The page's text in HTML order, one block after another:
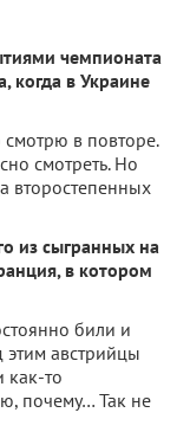
чемпионата
когда в Украине
в повторе.
смотреть. Но
второстепенных
из сыгранных на
в котором
били и
австрийцы
как-то
почему… Так не